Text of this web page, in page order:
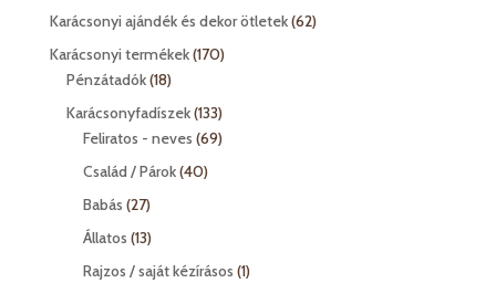
termék
Karácsonyi ajándék és dekor ötletek 6262
Karácsonyi termékek 170170
Pénzátadók 1818
termék
Karácsonyfadíszek 133133
termék
Feliratos - neves 6969
Család / Párok 4040
Babás 2727
termék
Állatos 1313
termék
Rajzos / saját kézírásos 11